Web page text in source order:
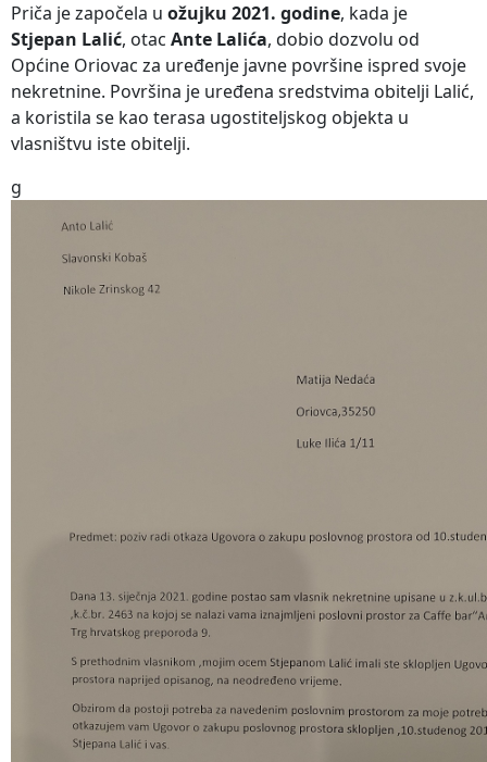
Priča je započela u ožujku 2021. godine, kada je
Stjepan Lalić, otac Ante Lalića, dobio dozvolu od
Općine Oriovac za uređenje javne površine ispred svoje
nekretnine. Površina je uređena sredstvima obitelji Lalić,
a koristila se kao terasa ugostiteljskog objekta u
vlasništvu iste obitelji.
g